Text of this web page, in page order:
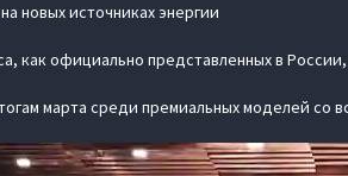
новых источниках энергии
как официально представленных в
марта среди премиальных моделей со